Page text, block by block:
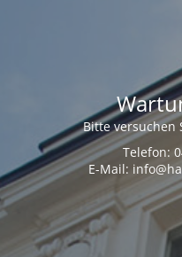
Bitte versuchen
Telefon:
E-Mail: